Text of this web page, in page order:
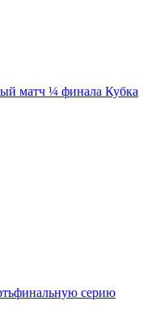
матч ¼ финала Кубка
серию